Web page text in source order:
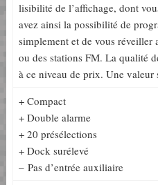
lisibilité de l’affichage, dont
avez ainsi la possibilité de
simplement et de vous réveiller
ou des stations FM. La qualité
à ce niveau de prix. Une valeur
+ Compact
+ Double alarme
+ 20 présélections
+ Dock surélevé
– Pas d’entrée auxiliaire